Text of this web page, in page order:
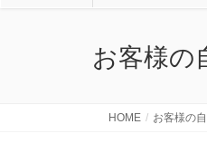
お客様の
HOME お客様の